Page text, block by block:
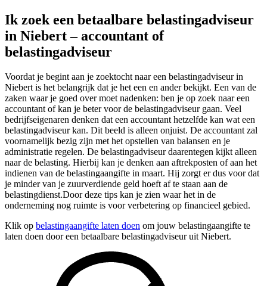
Ik zoek een betaalbare belastingadviseur
in Niebert – accountant of
belastingadviseur
Voordat je begint aan je zoektocht naar een belastingadviseur in
Niebert is het belangrijk dat je het een en ander bekijkt. Een van de
zaken waar je goed over moet nadenken: ben je op zoek naar een
accountant of kan je beter voor de belastingadviseur gaan. Veel
bedrijfseigenaren denken dat een accountant hetzelfde kan wat een
belastingadviseur kan. Dit beeld is alleen onjuist. De accountant zal
voornamelijk bezig zijn met het opstellen van balansen en je
administratie regelen. De belastingadviseur daarentegen kijkt alleen
naar de belasting. Hierbij kan je denken aan aftrekposten of aan het
indienen van de belastingaangifte in maart. Hij zorgt er dus voor dat
je minder van je zuurverdiende geld hoeft af te staan aan de
belastingdienst.Door deze tips kan je zien waar het in de
onderneming nog ruimte is voor verbetering op financieel gebied.
Klik op belastingaangifte laten doen om jouw belastingaangifte te
laten doen door een betaalbare belastingadviseur uit Niebert.